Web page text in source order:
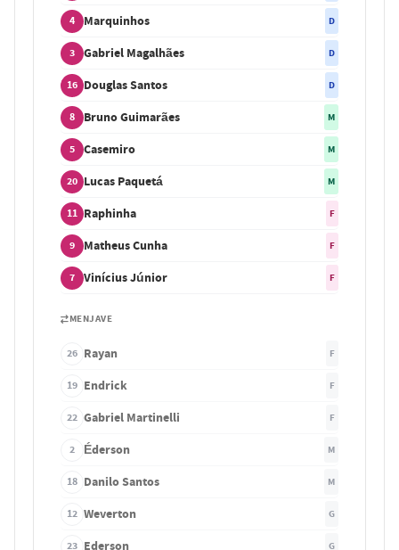
4 Marquinhos D
3 Gabriel Magalhães D
16 Douglas Santos D
8 Bruno Guimarães M
5 Casemiro M
20 Lucas Paquetá M
11 Raphinha F
9 Matheus Cunha F
7 Vinícius Júnior F
MENJAVE
26 Rayan F
19 Endrick F
22 Gabriel Martinelli F
2 Éderson M
18 Danilo Santos M
12 Weverton G
23 Ederson G